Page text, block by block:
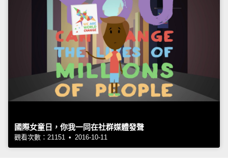
國際女童日，你我一同在社群媒體發聲
觀看次數：21151 • 2016-10-11